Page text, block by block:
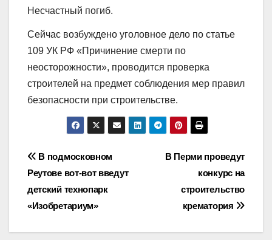
Несчастный погиб.
Сейчас возбуждено уголовное дело по статье
109 УК РФ «Причинение смерти по
неосторожности», проводится проверка
строителей на предмет соблюдения мер правил
безопасности при строительстве.
Навигация
по
записям
В Перми проведут
конкурс на
строительство
крематория
В подмосковном
Реутове вот-вот введут
детский технопарк
«Изобретариум»